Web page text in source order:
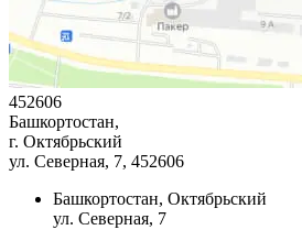
452606
Башкортостан,
г. Октябрьский
ул. Северная, 7, 452606
Башкортостан, Октябрьский
ул. Северная, 7